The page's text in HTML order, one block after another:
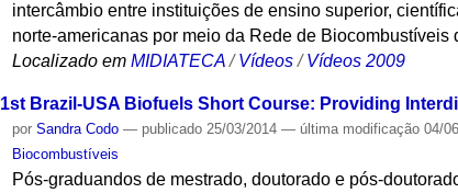
intercâmbio entre instituições de ensino superior,
norte-americanas por meio da Rede de
Localizado em MIDIATECA /Vídeos /Vídeos 2009
1st Brazil-USA Biofuels Short Course: Providing
porSandra Codo — publicado 25/03/2014— última modificação 04/
Biocombustíveis
Pós-graduandos de mestrado, doutorado e pós-